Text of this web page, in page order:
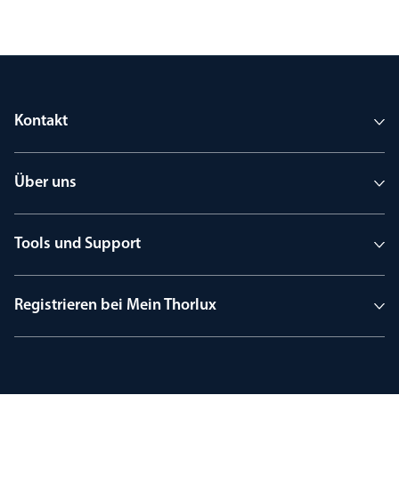
Kontakt
Über uns
Tools und Support
Registrieren bei Mein Thorlux